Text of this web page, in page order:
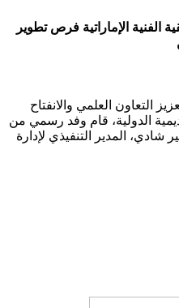
الفنية الإماراتية فرص تطوير
التعاون العلمي والانفتاح
الدولية، قام وفد رسمي من
شادي، المدير التنفيذي لإدارة